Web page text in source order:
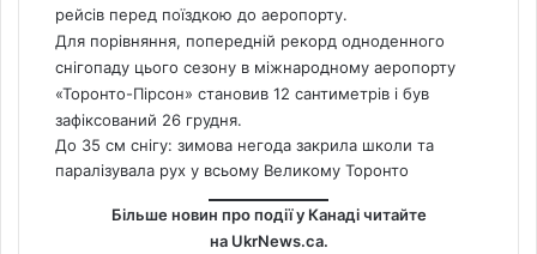
рейсів перед поїздкою до аеропорту.
Для порівняння, попередній рекорд одноденного
снігопаду цього сезону в міжнародному аеропорту
«Торонто-Пірсон» становив 12 сантиметрів і був
зафіксований 26 грудня.
До 35 см снігу: зимова негода закрила школи та
паралізувала рух у всьому Великому Торонто
Більше новин про події у Канаді читайте
на UkrNews.ca.